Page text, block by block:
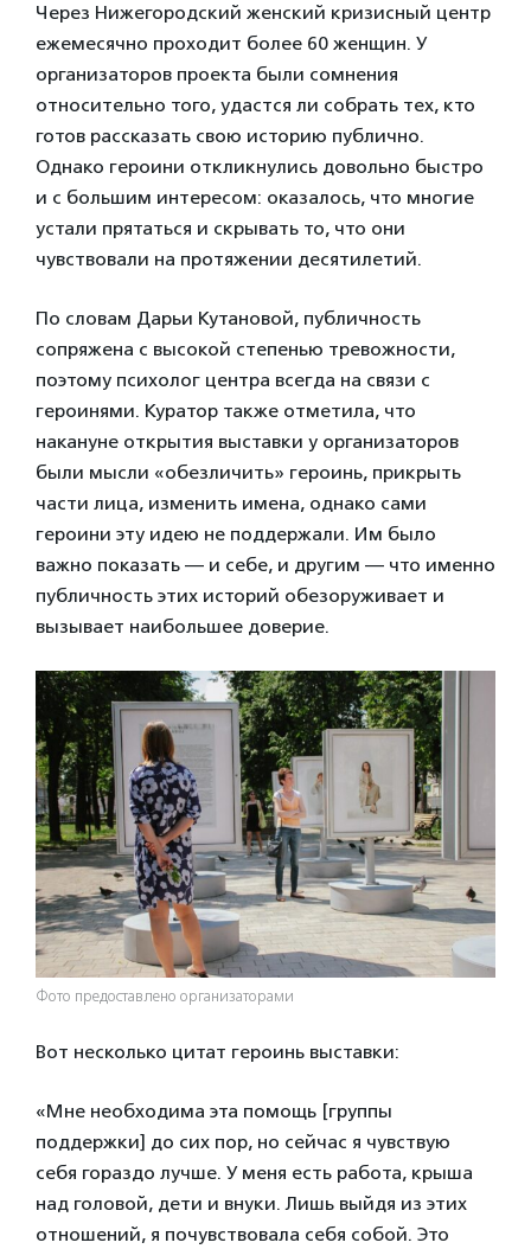
Через Нижегородский женский кризисный центр
ежемесячно проходит более 60 женщин. У
организаторов проекта были сомнения
относительно того, удастся ли собрать тех, кто
готов рассказать свою историю публично.
Однако героини откликнулись довольно быстро
и с большим интересом: оказалось, что многие
устали прятаться и скрывать то, что они
чувствовали на протяжении десятилетий.
По словам Дарьи Кутановой, публичность
сопряжена с высокой степенью тревожности,
поэтому психолог центра всегда на связи с
героинями. Куратор также отметила, что
накануне открытия выставки у организаторов
были мысли «обезличить» героинь, прикрыть
части лица, изменить имена, однако сами
героини эту идею не поддержали. Им было
важно показать — и себе, и другим — что именно
публичность этих историй обезоруживает и
вызывает наибольшее доверие.
Фото предоставлено организаторами
Вот несколько цитат героинь выставки:
«Мне необходима эта помощь [группы
поддержки] до сих пор, но сейчас я чувствую
себя гораздо лучше. У меня есть работа, крыша
над головой, дети и внуки. Лишь выйдя из этих
отношений, я почувствовала себя собой. Это